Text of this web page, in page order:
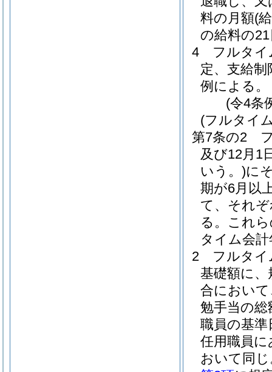
料の月額(
の給料の
4
フルタイ
定、支給
例による。
(令4条
(フルタイ
第7条の2
及び12月1
いう。)に
期が6月以
て、それ
る。 これ
タイム会
2
フルタイ
基礎額に
合におい
勉手当の
職員の基準
任用職員
おいて同じ